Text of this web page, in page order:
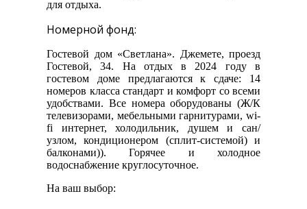
для отдыха.
Номерной фонд:
Гостевой дом «Светлана». Джемете, проезд
Гостевой, 34. На отдых в 2024 году в
гостевом доме предлагаются к сдаче: 14
номеров класса стандарт и комфорт со всеми
удобствами. Все номера оборудованы (Ж/К
телевизорами, мебельными гарнитурами, wi-
fi интернет, холодильник, душем и сан/
узлом, кондиционером (сплит-системой) и
балконами)). Горячее и холодное
водоснабжение круглосуточное.
На ваш выбор: